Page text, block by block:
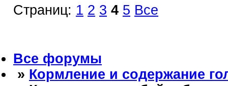
Страниц: 1 2 3 4 5 Все
Все форумы
» Кормление и содержание